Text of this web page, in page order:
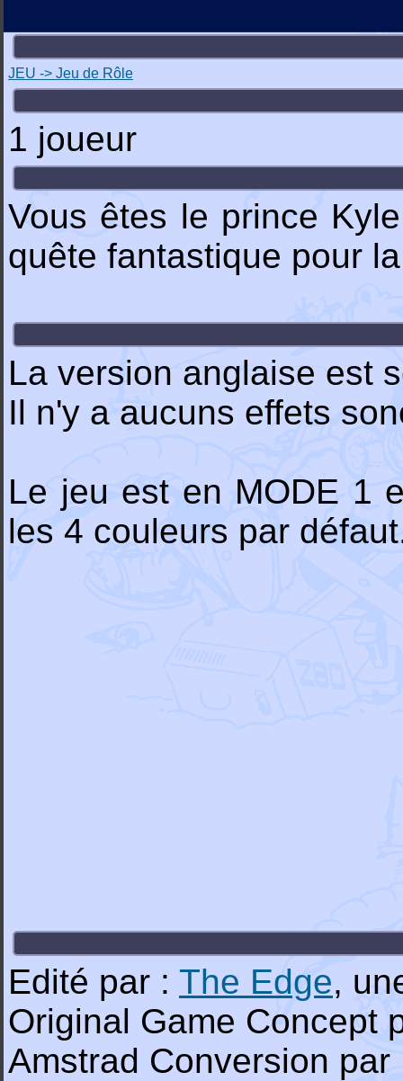
JEU -> Jeu de Rôle
1 joueur
Vous êtes le prince
quête fantastique pour
La version anglaise est
Il n'y a aucuns effets
Le jeu est en MODE 1
les 4 couleurs par
Edité par : The Edge,
Original Game Concept
Amstrad Conversion